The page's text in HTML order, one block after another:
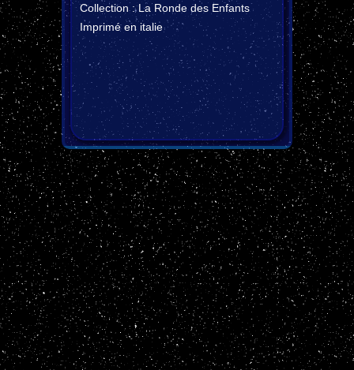
Collection : La Ronde des Enfants
Imprimé en italie